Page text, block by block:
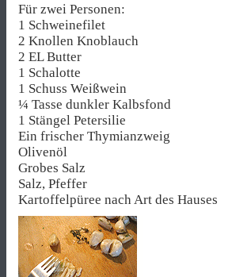
Für zwei Personen:
1 Schweinefilet
2 Knollen Knoblauch
2 EL Butter
1 Schalotte
1 Schuss Weißwein
¼ Tasse dunkler Kalbsfond
1 Stängel Petersilie
Ein frischer Thymianzweig
Olivenöl
Grobes Salz
Salz, Pfeffer
Kartoffelpüree nach Art des Hauses